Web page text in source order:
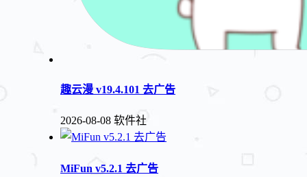
趣云漫 v19.4.101 去广告
2026-08-08 软件社
MiFun v5.2.1 去广告